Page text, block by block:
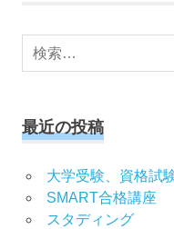
検
最近の投稿
大学受験、資格試
SMART合格講座
スタディング